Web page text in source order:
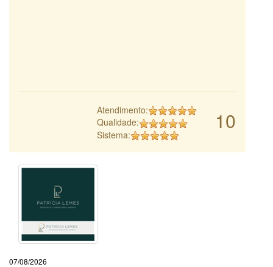
10
Atendimento:
Qualidade:
Sistema:
07/08/2026